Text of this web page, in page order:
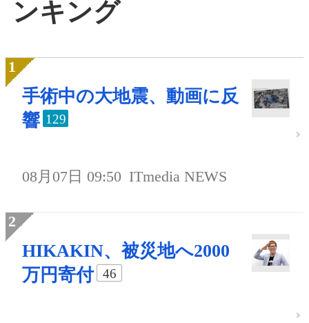
ンキング
手術中の大地震、動画に反
響 129
08月07日 09:50 ITmedia NEWS
HIKAKIN、被災地へ2000
万円寄付
46